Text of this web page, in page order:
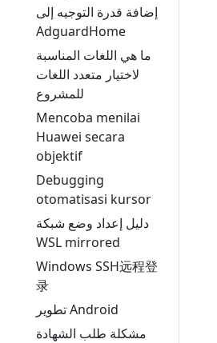
إضافة قدرة التوجيه إلى
AdguardHome
ما هي اللغات المناسبة
لاختيار متعدد اللغات
للمشروع
Mencoba menilai
Huawei secara
objektif
Debugging
otomatisasi kursor
دليل إعداد وضع شبكة
WSL mirrored
Windows SSH远程登
录
تطوير Android
مشكلة طلب الشهادة